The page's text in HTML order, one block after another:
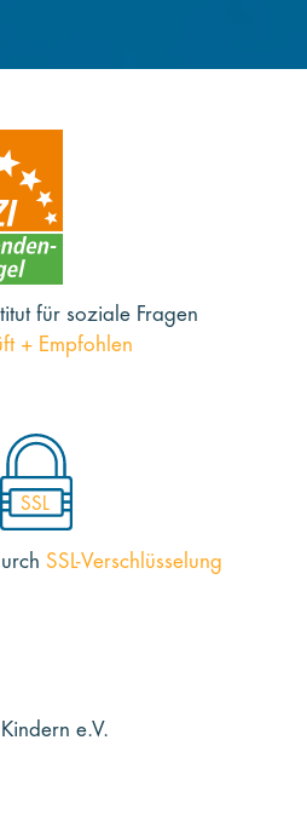
für soziale Fragen
+ Empfohlen
SSL
SSL-Verschlüsselung
e.V.